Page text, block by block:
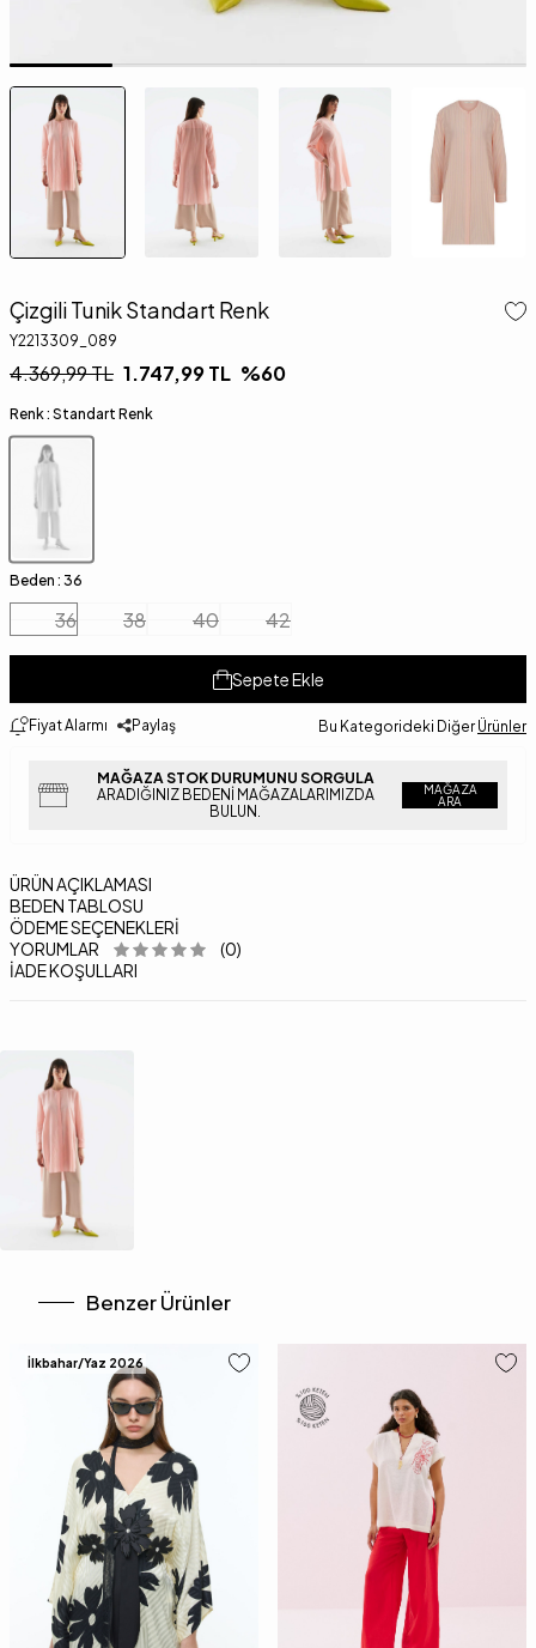
Çizgili Tunik Standart Renk
Y2213309_089
4.369,99TL 1.747,99TL %60
Renk : Standart Renk
Beden : 36
36 38 40 42
Sepete Ekle
Fiyat Alarmı Paylaş Bu Kategorideki Diğer Ürünler
MAĞAZA STOK DURUMUNU SORGULA
ARADIĞINIZ BEDENI MAĞAZALARIMIZDA
BULUN.
MAĞAZA
ARA
ÜRÜN AÇIKLAMASI
BEDEN TABLOSU
ÖDEME SEÇENEKLERI
YORUMLAR
(0)
İADE KOŞULLARI
Benzer Ürünler
İlkbahar/Yaz 2026